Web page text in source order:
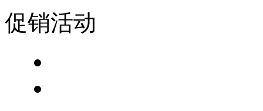
促销活动